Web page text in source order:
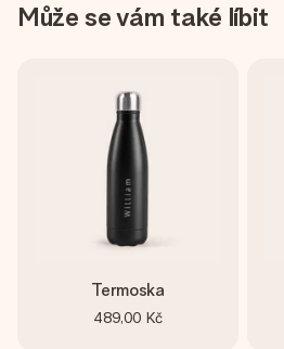
Může se vám také líbit
Termoska
489,00 Kč